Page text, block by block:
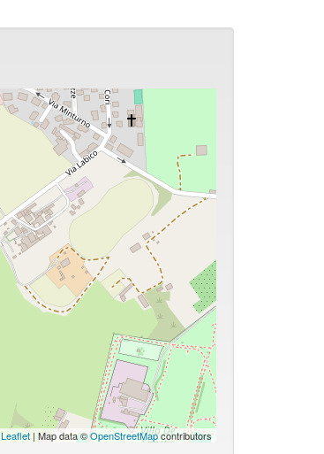
Leaflet | Map data ©OpenStreetMapcontributors